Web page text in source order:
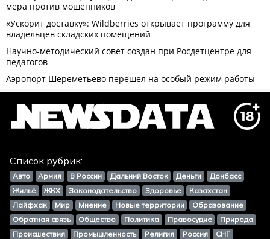
Список рубрик:
Авто Армия В России Дальний Восток Деньги
Донбасс
Жильё
ЖКХ Законодательство Здоровье
Казахстан
Лайфхак
Мир Мнение Новые территории
Образование
Обратная связь
Общество Политика Правосудие
Природа
Происшествия
Промышленность Религия Россия
СНГ